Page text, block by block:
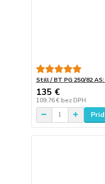
Still / BT PG 250/82
135 €
109,76 € bez DPH